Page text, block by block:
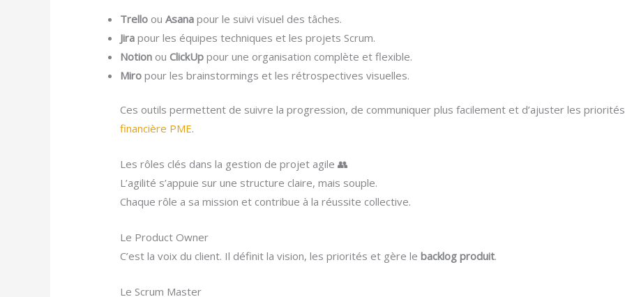
Trello ouAsana pour le suivi visuel des tâches.
Jira pour les équipes techniques et les projets Scrum.
Notion ouClickUp pour une organisation complète et flexible.
Miro pour les brainstormings et les rétrospectives visuelles.
Ces outils permettent de suivre la progression, de communiquer plus facilement et d’ajuster les
financière PME.
Les rôles clés dans la gestion de projet agile 👥
L’agilité s’appuie sur une structure claire, mais souple.
Chaque rôle a sa mission et contribue à la réussite collective.
Le Product Owner
C’est la voix du client. Il définit la vision, les priorités et gère lebacklog produit.
Le Scrum Master